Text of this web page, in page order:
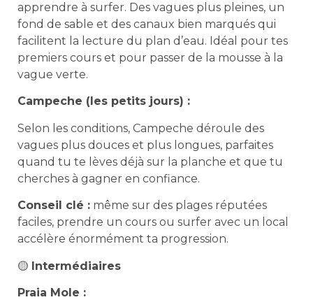
apprendre à surfer. Des vagues plus pleines, un
fond de sable et des canaux bien marqués qui
facilitent la lecture du plan d’eau. Idéal pour tes
premiers cours et pour passer de la mousse à la
vague verte.
Campeche (les petits jours) :
Selon les conditions, Campeche déroule des
vagues plus douces et plus longues, parfaites
quand tu te lèves déjà sur la planche et que tu
cherches à gagner en confiance.
Conseil clé : même sur des plages réputées
faciles, prendre un cours ou surfer avec un local
accélère énormément ta progression.
🟡 Intermédiaires
Praia Mole :